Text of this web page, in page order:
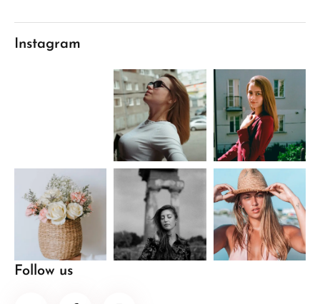
Instagram
Follow us